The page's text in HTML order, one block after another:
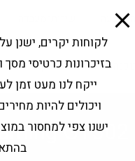
ציוד היקפי
לקוחות יקרים, ישנן
בזיכרונות כרטיסי מסך
ייקח לנו מעט זמן
ויכולים להיות
ישנו צפי למחסור